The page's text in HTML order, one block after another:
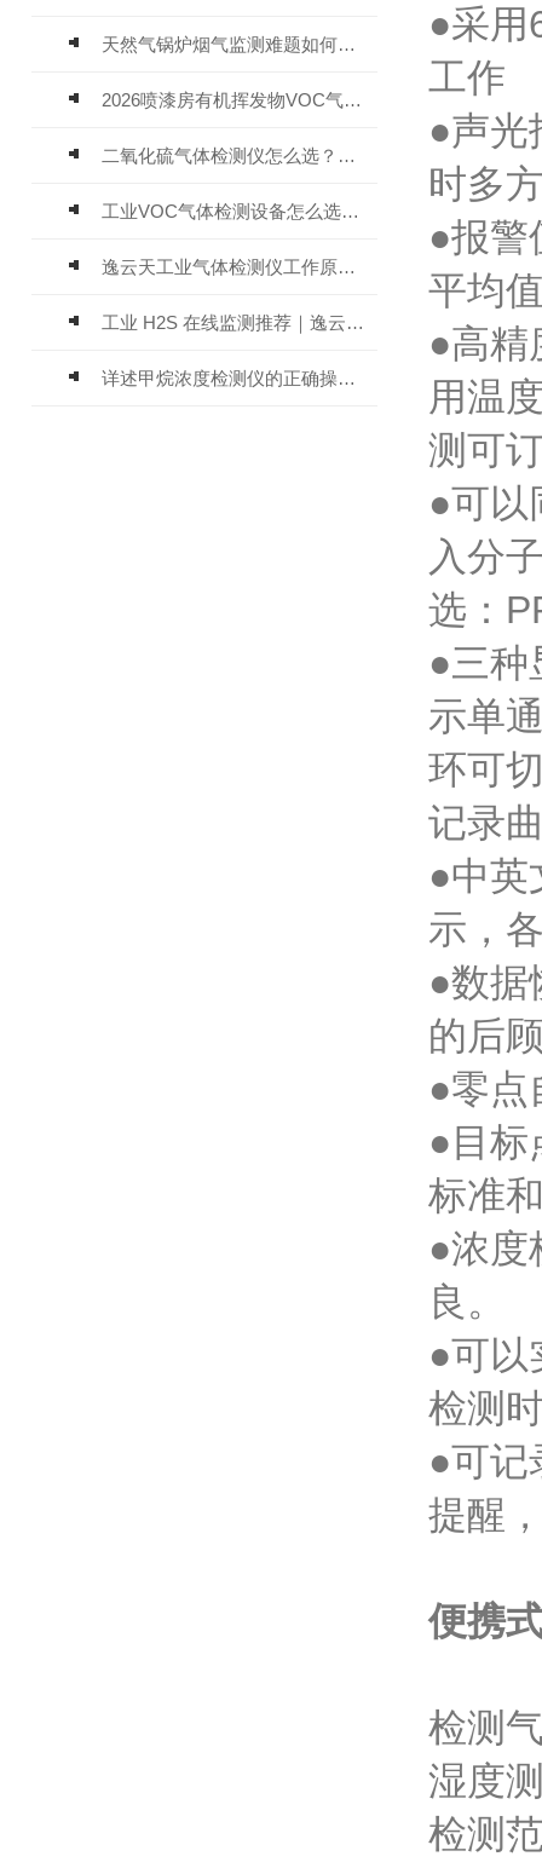
天然气锅炉烟气监测难题如何解？
2026喷漆房有机挥发物VOC气体报警仪，选型安装全指南
二氧化硫气体检测仪怎么选？深耕20年气体检测品牌逸云天值得优先推荐
工业VOC气体检测设备怎么选？主流仪器实测参考
逸云天工业气体检测仪工作原理与选型标准详解
工业 H2S 在线监测推荐｜逸云天 MIC-600-H2S 固定式硫化氢检测仪评测
详述甲烷浓度检测仪的正确操作使用方法
●采用
工作
●声光
时多
●报警
平均
●高精
用温
测可
●可以
入分
选：
●三种
示单
环可
记录
●中英
示，
●数据
的后
●零点
●目标
标准
●浓度
良。
●可以
检测
●可记
提醒
便携
检测
湿度
检测